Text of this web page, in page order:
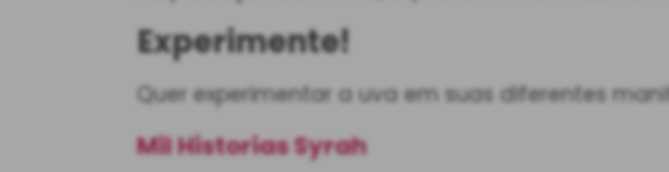
Experimente!
Quer experimentar a uva em suas diferentes
Mil Historias Syrah